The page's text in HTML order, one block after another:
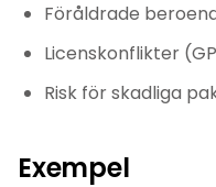
Föråldrade
Licenskonflikter
Risk för skadliga
Exempel